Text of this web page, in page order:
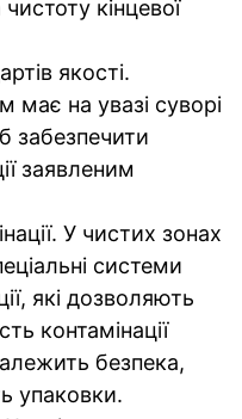
кінцевої
якості.
має на увазі суворі
забезпечити
заявленим
У чистих зонах
системи
які дозволяють
контамінації
безпека,
упаковки.